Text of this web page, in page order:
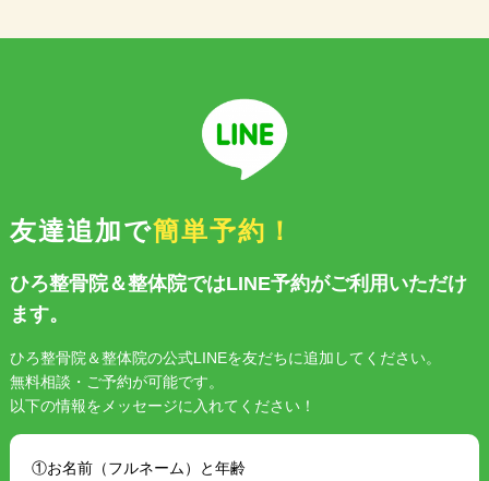
友達追加で簡単予約！
ひろ整骨院＆整体院ではLINE予約がご利用いただけ
ます。
ひろ整骨院＆整体院の公式LINEを友だちに追加してください。
無料相談・ご予約が可能です。
以下の情報をメッセージに入れてください！
①お名前（フルネーム）と年齢